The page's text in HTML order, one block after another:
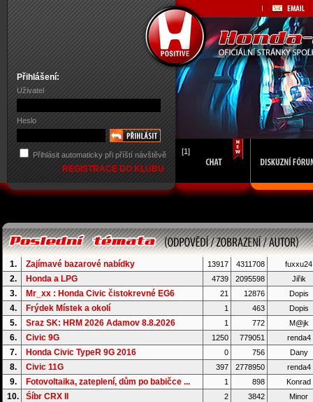
Přihlášení:
Uživatel
Heslo
Přihlásit automaticky při příští návštěvě
REGISTRACE DO KLUBU
[1]
1. Zajímavé bazarové nabídky 13917 4311708 fuxxu24
2. Honda a LPG 4739 2095598 Jiřik
3. Mr_xx : Honda Civic čistokrevné EG6 21 12876 Dopis
4. Frýdek Místek a okolí 1 463 Dopis
5. Sraz SK: HRM 2026 Adamov 8.8.2026 1 772 M@jk
6. Civic 9G 1250 779051 renda4
7. Honda Civic TypeR 9G 2016 0 756 Dany
8. Civic 11G 397 2778950 renda4
9. Fotovoltaika, zateplení, dům po babičce ... 1 898 Konrad
10. Śíbr CRX II 2 3842 Minor